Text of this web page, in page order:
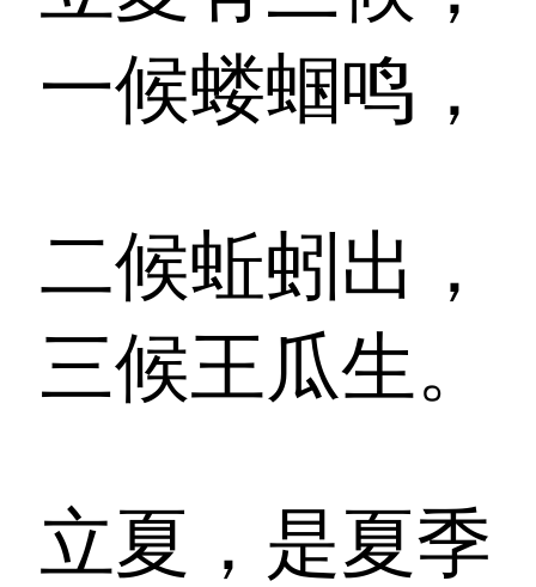
一候蝼蝈鸣，
二候蚯蚓出，
三候王瓜生。
立夏，是夏季